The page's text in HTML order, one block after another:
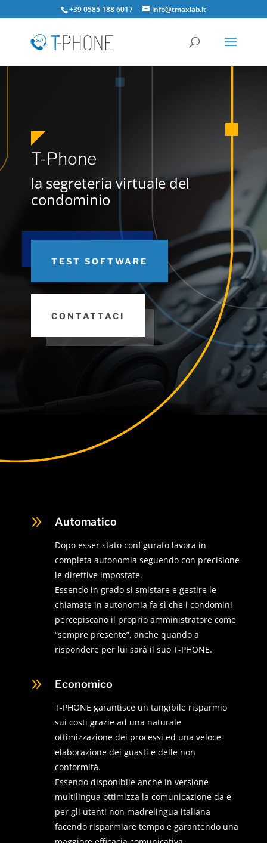
+39 0585 188 6017 info@tmaxlab.it
T-Phone
la segreteria virtuale del
condominio
TEST SOFTWARE
CONTATTACI
9 Automatico
Dopo esser stato configurato lavora in
completa autonomia seguendo con precisione
le direttive impostate.
Essendo in grado si smistare e gestire le
chiamate in autonomia fa sì che i condomini
percepiscano il proprio amministratore come
“sempre presente”, anche quando a
rispondere per lui sarà il suo T-PHONE.
9 Economico
T-PHONE garantisce un tangibile risparmio
sui costi grazie ad una naturale
ottimizzazione dei processi ed una veloce
elaborazione dei guasti e delle non
conformità.
Essendo disponibile anche in versione
multilingua ottimizza la comunicazione da e
per gli utenti non madrelingua italiana
facendo risparmiare tempo e garantendo una